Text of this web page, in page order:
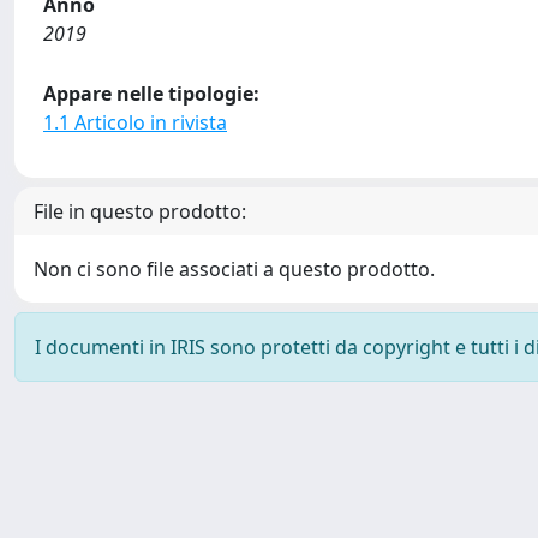
2019
Appare nelle tipologie:
1.1 Articolo in rivista
File in questo prodotto:
Non ci sono file associati a questo prodotto.
I documenti in IRIS sono protetti da copyright e tutti i